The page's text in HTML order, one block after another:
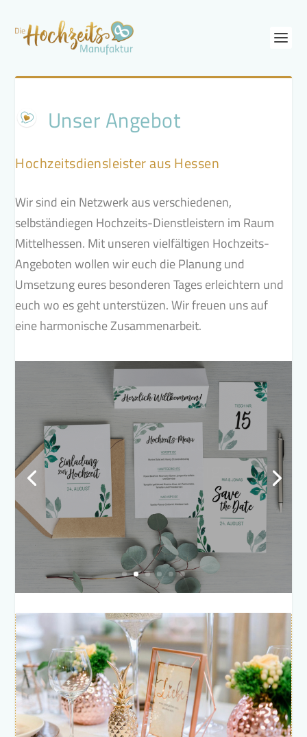
Unser Angebot
Hochzeitsdiensleister aus Hessen
Wir sind ein Netzwerk aus verschiedenen,
selbständiegen Hochzeits-Dienstleistern im Raum
Mittelhessen. Mit unseren vielfältigen Hochzeits-
Angeboten wollen wir euch die Planung und
Umsetzung eures besonderen Tages erleichtern und
euch wo es geht unterstüzen. Wir freuen uns auf
eine harmonische Zusammenarbeit.
Grafikagentur
Saarbourg Design
Wir geben eurer Hochzeitspapeterie
das passende Outfit!
Mehr erfahren